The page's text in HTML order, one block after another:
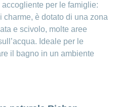
per le famiglie:
è dotato di una zona
e scivolo, molte aree
Ideale per le
il bagno in un ambiente